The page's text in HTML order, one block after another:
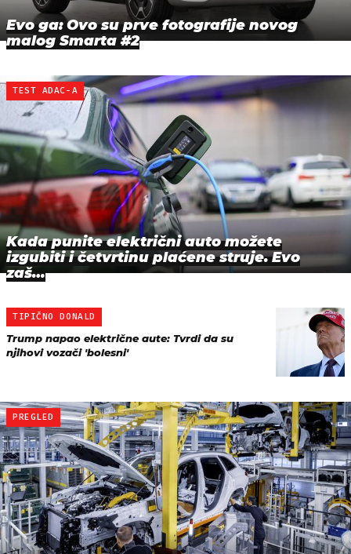
Evo ga: Ovo su prve fotografije novog
malog Smarta #2
TEST ADAC-A
Kada punite električni auto možete
izgubiti i četvrtinu plaćene struje. Evo
zaš…
TIPIČNO DONALD
Trump napao električne aute: Tvrdi da su
njihovi vozači 'bolesni'
PREGLED